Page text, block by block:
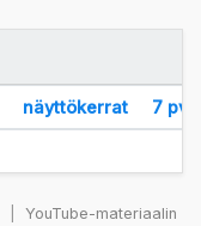
näyttökerrat 7 pv
YouTube-materiaalin